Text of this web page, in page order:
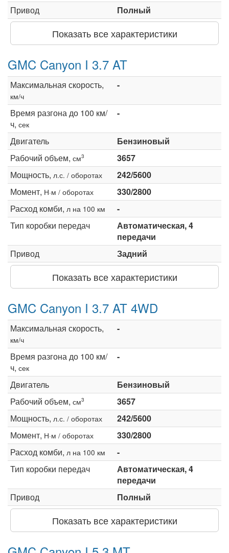
Привод
Полный
Показать все характеристики
GMC Canyon I 3.7 AT
Максимальная скорость,
км/ч
-
Время разгона до 100 км/
ч, сек
-
Двигатель
Бензиновый
Рабочий объем, см3
3657
Мощность, л.с. / оборотах
242/5600
Момент, Н·м / оборотах
330/2800
Расход комби, л на 100 км
-
Тип коробки передач
Автоматическая, 4
передачи
Привод
Задний
Показать все характеристики
GMC Canyon I 3.7 AT 4WD
Максимальная скорость,
км/ч
-
Время разгона до 100 км/
ч, сек
-
Двигатель
Бензиновый
Рабочий объем, см3
3657
Мощность, л.с. / оборотах
242/5600
Момент, Н·м / оборотах
330/2800
Расход комби, л на 100 км
-
Тип коробки передач
Автоматическая, 4
передачи
Привод
Полный
Показать все характеристики